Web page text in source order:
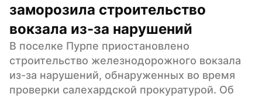
заморозила строительство
вокзала из-за нарушений
В поселке Пурпе приостановлено
строительство железнодорожного вокзала
из-за нарушений, обнаруженных во время
проверки салехардской прокуратурой. Об